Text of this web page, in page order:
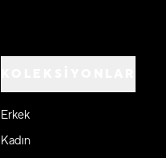
Erkek
Kadın